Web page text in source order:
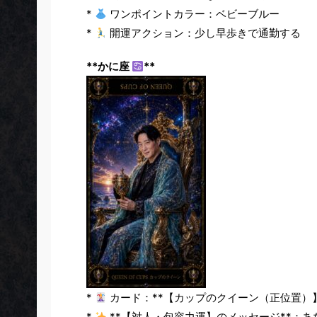
*
ワンポイントカラー：ベビーブルー
*
開運アクション：少し早歩きで通勤する
**かに座 **
*
カード：**【カップのクイーン（正位置）